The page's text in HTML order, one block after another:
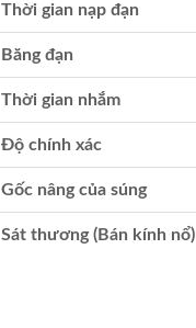
Thời gian nạp đạn
Băng đạn
Thời gian nhắm
Độ chính xác
Gốc nâng của súng
Sát thương (Bán kính nổ)